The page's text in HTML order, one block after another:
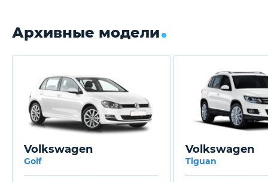
Архивные модели
Volkswagen
Golf
Volkswagen
Tiguan